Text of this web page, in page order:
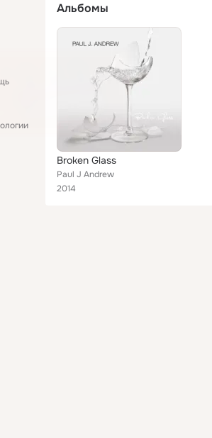
Альбомы
Broken Glass
Paul J Andrew
2014